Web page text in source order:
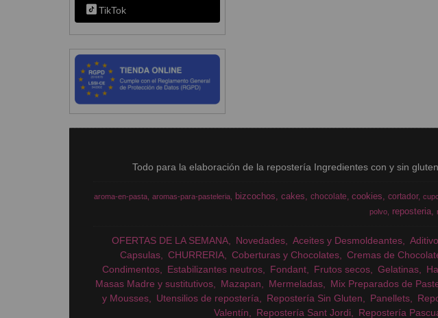
TikTok
Todo para la elaboración de la repostería Ingredientes con y sin
aroma-en-pasta aromas-para-pasteleria bizcochos cakes chocolate cookies cortador
polvo
reposteria
OFERTAS DE LA SEMANA Novedades Aceites y Desmoldeantes
Capsulas
CHURRERIA Coberturas y Chocolates Cremas de
Condimentos
Estabilizantes neutros Fondant Frutos secos Gelatinas
Masas Madre y sustitutivos
Mazapan Mermeladas Mix Preparados de
y Mousses
Utensilios de repostería Repostería Sin Gluten Panellets
Valentín
Repostería Sant Jordi Repostería